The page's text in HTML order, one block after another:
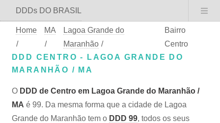
DDDs DO BRASIL
Home
/
MA
/
Lagoa Grande do
Maranhão /
Bairro
Centro
DDD CENTRO - LAGOA GRANDE DO
MARANHÃO / MA
O DDD de Centro em Lagoa Grande do Maranhão /
MA é 99. Da mesma forma que a cidade de Lagoa
Grande do Maranhão tem o DDD 99, todos os seus